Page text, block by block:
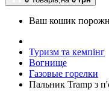
Ваш кошик
Туризм та кемпінг
Вогнище
Газовые горелки
Пальник Tramp з